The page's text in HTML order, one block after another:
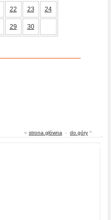
22 23 24
29 30
« strona główna - do góry ^